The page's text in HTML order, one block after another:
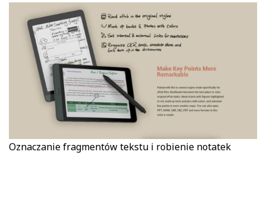
Oznaczanie fragmentów tekstu i robienie notatek